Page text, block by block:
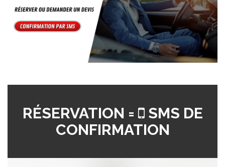
RÉSERVATION =
SMS DE
CONFIRMATION